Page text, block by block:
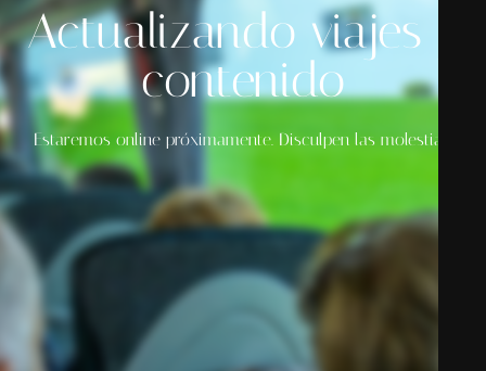
Actualizando viajes y
contenido
Estaremos online próximamente. Disculpen las molestias.